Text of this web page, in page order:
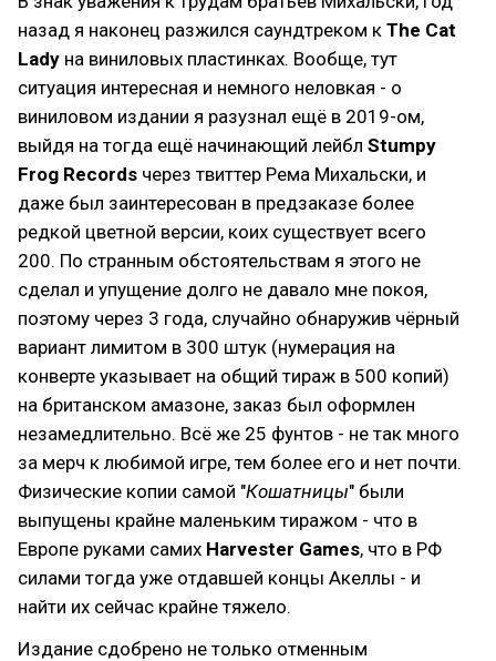
назад я наконец разжился саундтреком к The Cat
Lady на виниловых пластинках. Вообще, тут
ситуация интересная и немного неловкая - о
виниловом издании я разузнал ещё в 2019-ом,
выйдя на тогда ещё начинающий лейбл Stumpy
Frog Records через твиттер Рема Михальски, и
даже был заинтересован в предзаказе более
редкой цветной версии, коих существует всего
200. По странным обстоятельствам я этого не
сделал и упущение долго не давало мне покоя,
поэтому через 3 года, случайно обнаружив чёрный
вариант лимитом в 300 штук (нумерация на
конверте указывает на общий тираж в 500 копий)
на британском амазоне, заказ был оформлен
незамедлительно. Всё же 25 фунтов - не так много
за мерч к любимой игре, тем более его и нет почти.
Физические копии самой "Кошатницы" были
выпущены крайне маленьким тиражом - что в
Европе руками самих Harvester Games, что в РФ
силами тогда уже отдавшей концы Акеллы - и
найти их сейчас крайне тяжело.
Издание сдобрено не только отменным